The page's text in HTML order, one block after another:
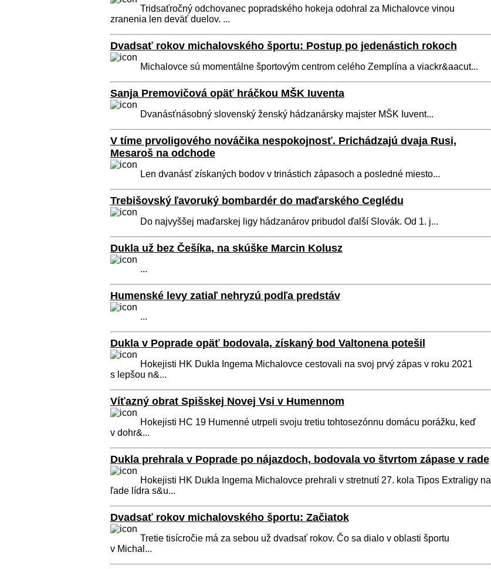
Tridsaťročný odchovanec popradského hokeja odohral za Michalovce vinou
zranenia len deväť duelov. ...
Dvadsať rokov michalovského športu: Postup po jedenástich rokoch
Michalovce sú momentálne športovým centrom celého Zemplína a viackr&aacut...
Sanja Premovičová opäť hráčkou MŠK Iuventa
Dvanásťnásobný slovenský ženský hádzanársky majster MŠK Iuvent...
V tíme prvoligového nováčika nespokojnosť. Prichádzajú dvaja Rusi,
Mesaroš na odchode
Len dvanásť získaných bodov v trinástich zápasoch a posledné miesto...
Trebišovský ľavoruký bombardér do maďarského Ceglédu
Do najvyššej maďarskej ligy hádzanárov pribudol ďalší Slovák. Od 1. j...
Dukla už bez Češíka, na skúške Marcin Kolusz
...
Humenské levy zatiaľ nehryzú podľa predstáv
...
Dukla v Poprade opäť bodovala, získaný bod Valtonena potešil
Hokejisti HK Dukla Ingema Michalovce cestovali na svoj prvý zápas v roku 2021
s lepšou n&...
Víťazný obrat Spišskej Novej Vsi v Humennom
Hokejisti HC 19 Humenné utrpeli svoju tretiu tohtosezónnu domácu porážku, keď
v dohr&...
Dukla prehrala v Poprade po nájazdoch, bodovala vo štvrtom zápase v rade
Hokejisti HK Dukla Ingema Michalovce prehrali v stretnutí 27. kola Tipos Extraligy na
ľade lídra s&u...
Dvadsať rokov michalovského športu: Začiatok
Tretie tisícročie má za sebou už dvadsať rokov. Čo sa dialo v oblasti športu
v Michal...